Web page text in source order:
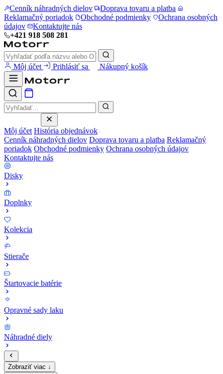
Cenník náhradných dielov
Doprava tovaru a platba
Reklamačný poriadok
Obchodné podmienky
Ochrana osobných
údajov
Kontaktujte nás
+421 918 508 281
Môj účet Prihlásiť sa Nákupný košík
Môj účet História objednávok
Cenník náhradných dielov Doprava tovaru a platba Reklamačný
poriadok Obchodné podmienky Ochrana osobných údajov
Kontaktujte nás
Disky
Doplnky
Kolekcia
Stierače
Štartovacie batérie
Opravné sady laku
Náhradné diely
Zobraziť viac ↓